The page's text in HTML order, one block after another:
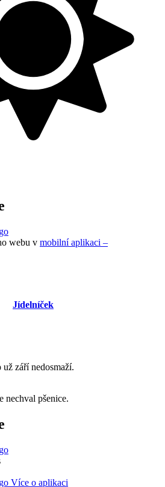
webu v mobilní aplikaci –
Jídelníček
září nedosmaží.
nechval pšenice.
Více o aplikaci